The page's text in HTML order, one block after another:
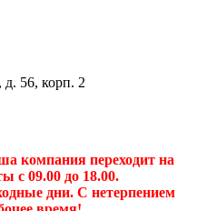
56, корп. 2
компания переходит на
с 09.00 до 18.00.
дни. С нетерпением